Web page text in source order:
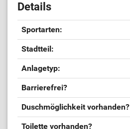
Details
Sportarten:
Stadtteil:
Anlagetyp:
Barrierefrei?
Duschmöglichkeit vorhanden?
Toilette vorhanden?